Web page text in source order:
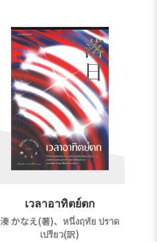
เวลาอาทิตย์ตก
湊 かなえ(著)、หนึ่งฤทัย ปราด
เปรียว(訳)